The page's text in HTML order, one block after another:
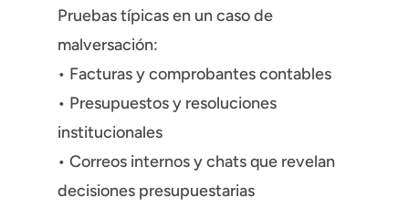
Pruebas típicas en un caso de
malversación:
• Facturas y comprobantes contables
• Presupuestos y resoluciones
institucionales
• Correos internos y chats que revelan
decisiones presupuestarias